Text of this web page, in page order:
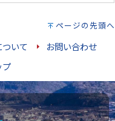
ページの先頭へ
いて
お問い合わせ
プ